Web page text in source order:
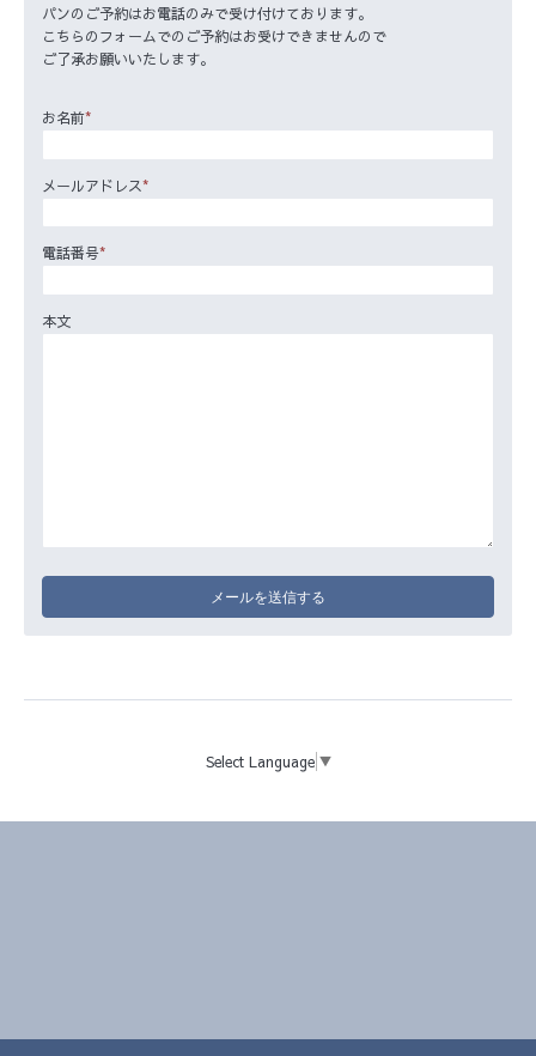
パンのご予約はお電話のみで受け付けております。
こちらのフォームでのご予約はお受けできませんので
ご了承お願いいたします。
お名前*
メールアドレス*
電話番号*
本文
Select Language ▼